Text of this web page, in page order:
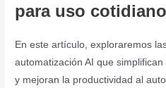
para uso
En este artículo, exploraremos
automatización AI que
y mejoran la productividad al